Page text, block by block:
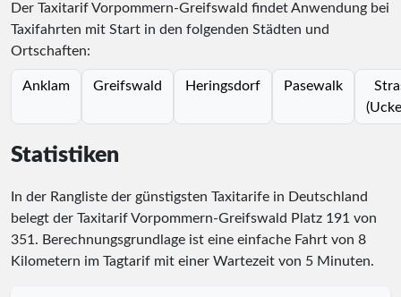
Der Taxitarif Vorpommern-Greifswald findet Anwendung bei
Taxifahrten mit Start in den folgenden Städten und
Ortschaften:
Anklam Greifswald Heringsdorf Pasewalk
Statistiken
In der Rangliste der günstigsten Taxitarife in Deutschland
belegt der Taxitarif Vorpommern-Greifswald Platz 191 von
351. Berechnungsgrundlage ist eine einfache Fahrt von 8
Kilometern im Tagtarif mit einer Wartezeit von 5 Minuten.